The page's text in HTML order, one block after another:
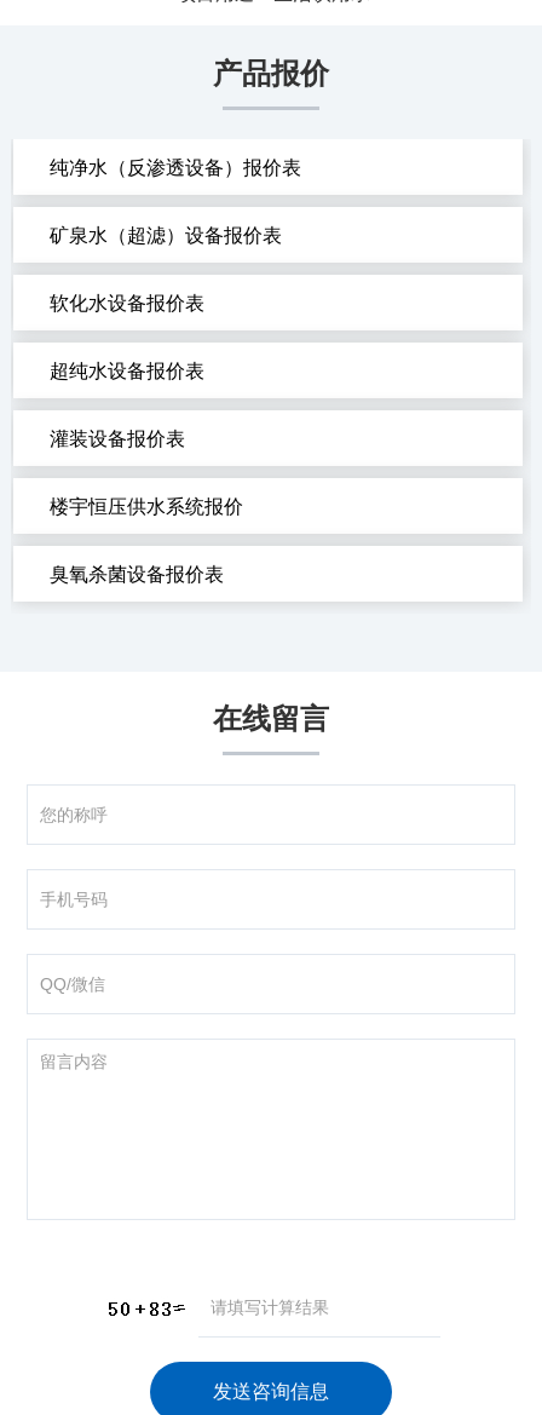
产品报价
纯净水（反渗透设备）报价表
矿泉水（超滤）设备报价表
软化水设备报价表
超纯水设备报价表
灌装设备报价表
楼宇恒压供水系统报价
臭氧杀菌设备报价表
在线留言